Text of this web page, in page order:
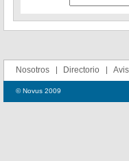
Nosotros Directorio
© Novus 2009